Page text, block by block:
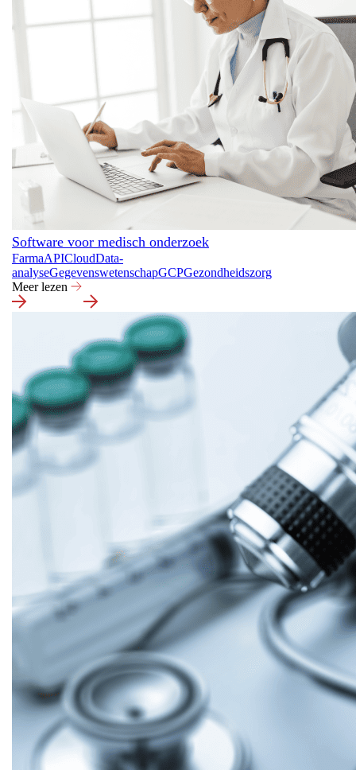
Software voor medisch onderzoek
FarmaAPICloudData-
analyseGegevenswetenschapGCPGezondheidszorg
Meer lezen